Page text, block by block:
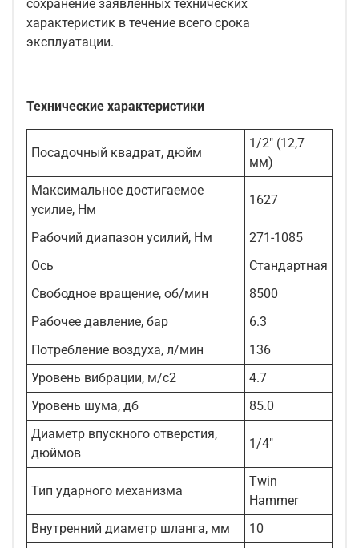
сохранение заявленных технических
характеристик в течение всего срока
эксплуатации.
Технические характеристики
Посадочный квадрат, дюйм
1/2" (12,7
мм)
Максимальное достигаемое
усилие, Нм
1627
Рабочий диапазон усилий, Нм
271-1085
Ось
Стандартная
Свободное вращение, об/мин
8500
Рабочее давление, бар
6.3
Потребление воздуха, л/мин
136
Уровень вибрации, м/с2
4.7
Уровень шума, дб
85.0
Диаметр впускного отверстия,
дюймов
1/4"
Тип ударного механизма
Twin
Hammer
Внутренний диаметр шланга, мм
10